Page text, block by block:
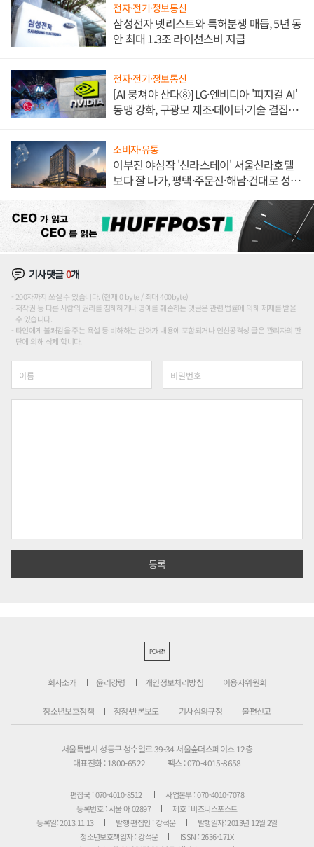
전자·전기·정보통신
삼성전자 넷리스트와 특허분쟁 매듭, 5년 동
안 최대 1.3조 라이선스비 지급
전자·전기·정보통신
[AI 뭉쳐야 산다⑧] LG·엔비디아 '피지컬 AI'
동맹 강화, 구광모 제조·데이터·기술 결집
소비자·유통
이부진 야심작 '신라스테이' 서울신라호텔
보다 잘 나가, 평택·주문진·해남·건대로 성
기사댓글0개
200자까지 쓰실 수 있습니다. (현재 0 byte / 최대 400byte)
저작권 등 다른 사람의 권리를 침해하거나 명예를 훼손하는 댓글은 관련 법률에 의해 제재를 받을
수 있습니다.
타인에게 불쾌감을 주는 욕설 등 비하하는 단어가 내용에 포함되거나 인신공격성 글은 관리자의 판
단에 의해 삭제 합니다.
PC버전
회사소개 윤리강령 개인정보처리방침 이용자위원회
청소년보호정책 정정·반론보도 기사심의규정 불편신고
서울특별시 성동구 성수일로 39-34 서울숲더스페이스 12층
대표전화 : 1800-6522
팩스 : 070-4015-8658
편집국 : 070-4010-8512
사업본부 : 070-4010-7078
등록번호 : 서울 아 02897
제호 : 비즈니스포스트
등록일: 2013.11.13
발행·편집인 : 강석운
발행일자: 2013년 12월 2일
청소년보호책임자 : 강석운
ISSN : 2636-171X